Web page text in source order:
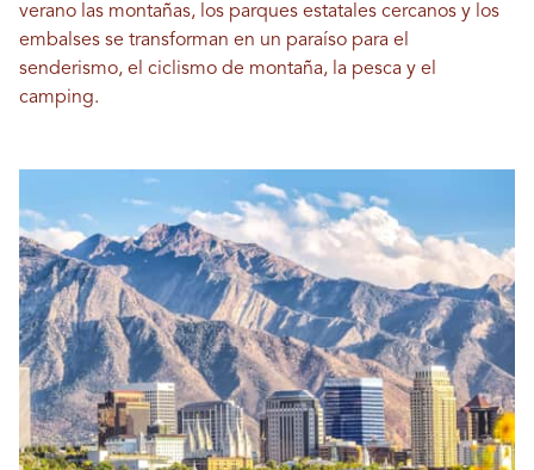
verano las montañas, los parques estatales cercanos y los
embalses se transforman en un paraíso para el
senderismo, el ciclismo de montaña, la pesca y el
camping.